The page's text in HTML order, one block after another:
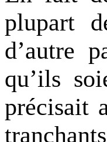
plupart
d’autre
qu’ils
précisait